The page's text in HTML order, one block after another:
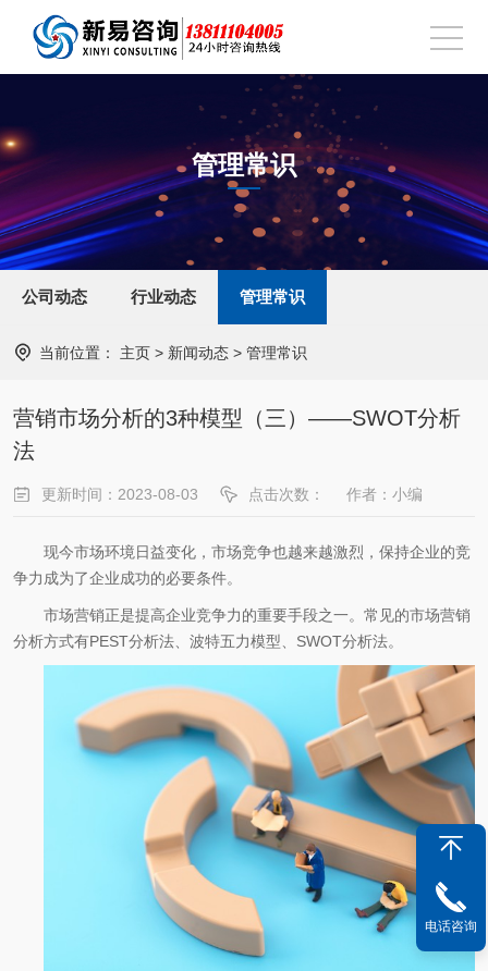
管理常识
公司动态 行业动态 管理常识
当前位置： 主页 > 新闻动态 > 管理常识
营销市场分析的3种模型（三）——SWOT分析
法
更新时间：2023-08-03 点击次数： 作者：小编
现今市场环境日益变化，市场竞争也越来越激烈，保持企业的竞
争力成为了企业成功的必要条件。
市场营销正是提高企业竞争力的重要手段之一。常见的市场营销
分析方式有PEST分析法、波特五力模型、SWOT分析法。
电话咨询